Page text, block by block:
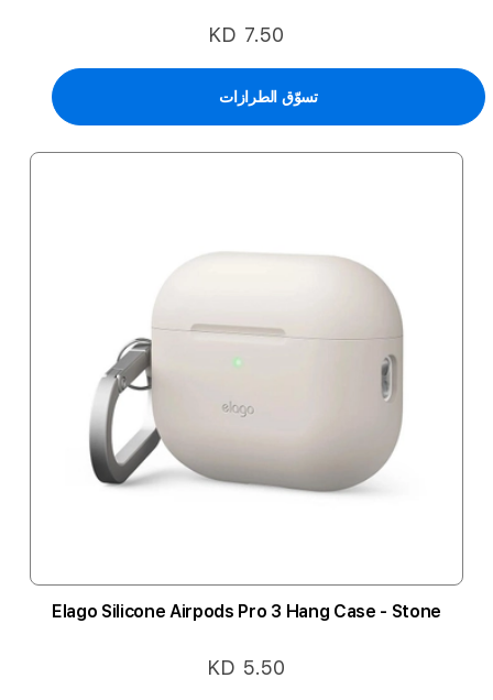
KD 7.50
تسوّق الطرازات
Elago Silicone Airpods Pro 3 Hang Case - Stone
KD 5.50